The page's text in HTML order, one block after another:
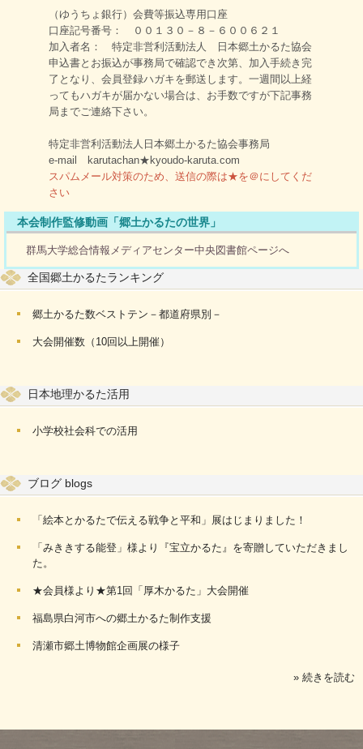
（ゆうちょ銀行）会費等振込専用口座
口座記号番号： ００１３０－８－６００６２１
加入者名： 特定非営利活動法人 日本郷土かるた協会
申込書とお振込が事務局で確認でき次第、加入手続き完
了となり、会員登録ハガキを郵送します。一週間以上経
ってもハガキが届かない場合は、お手数ですが下記事務
局までご連絡下さい。
特定非営利活動法人日本郷土かるた協会事務局
e-mail karutachan★kyoudo-karuta.com
スパムメール対策のため、送信の際は★を＠にしてくだ
さい
本会制作監修動画「郷土かるたの世界」
群馬大学総合情報メディアセンター中央図書館ページへ
全国郷土かるたランキング
郷土かるた数ベストテン－都道府県別－
大会開催数（10回以上開催）
日本地理かるた活用
小学校社会科での活用
ブログ blogs
「絵本とかるたで伝える戦争と平和」展はじまりました！
「みききする能登」様より『宝立かるた』を寄贈していただきまし
た。
★会員様より★第1回「厚木かるた」大会開催
福島県白河市への郷土かるた制作支援
清瀬市郷土博物館企画展の様子
» 続きを読む